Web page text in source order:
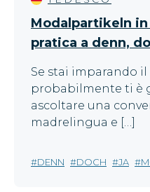
Modalpartikeln
pratica a denn,
Se stai imparando il
probabilmente ti è
ascoltare una
madrelingua e […]
DENN DOCH JA